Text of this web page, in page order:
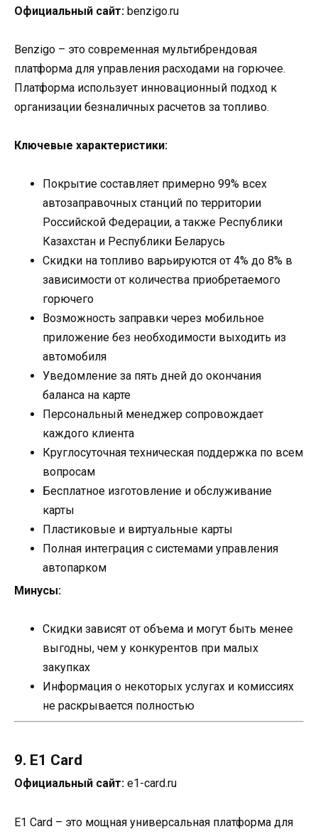
Официальный сайт: benzigo.ru
Benzigo – это современная мультибрендовая
платформа для управления расходами на горючее.
Платформа использует инновационный подход к
организации безналичных расчетов за топливо.
Ключевые характеристики:
Покрытие составляет примерно 99% всех
автозаправочных станций по территории
Российской Федерации, а также Республики
Казахстан и Республики Беларусь
Скидки на топливо варьируются от 4% до 8% в
зависимости от количества приобретаемого
горючего
Возможность заправки через мобильное
приложение без необходимости выходить из
автомобиля
Уведомление за пять дней до окончания
баланса на карте
Персональный менеджер сопровождает
каждого клиента
Круглосуточная техническая поддержка по всем
вопросам
Бесплатное изготовление и обслуживание
карты
Пластиковые и виртуальные карты
Полная интеграция с системами управления
автопарком
Минусы:
Скидки зависят от объема и могут быть менее
выгодны, чем у конкурентов при малых
закупках
Информация о некоторых услугах и комиссиях
не раскрывается полностью
9. E1 Card
Официальный сайт: e1-card.ru
E1 Card – это мощная универсальная платформа для